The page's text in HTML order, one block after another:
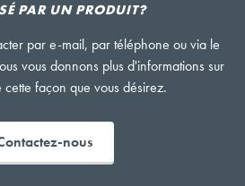
PAR UN PRODUIT?
par e-mail, par téléphone ou via le
vous donnons plus d'informations sur
cette façon que vous désirez.
nous